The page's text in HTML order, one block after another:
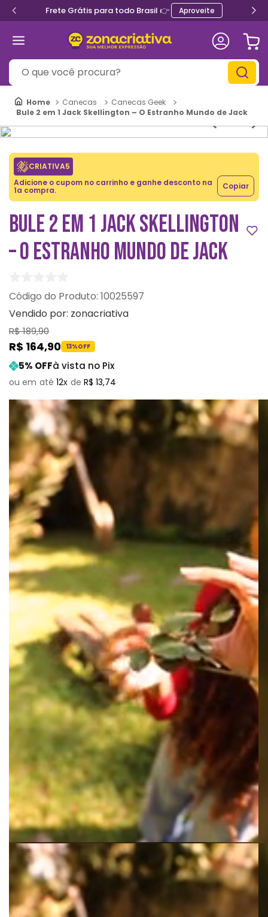
Frete Grátis para todo Brasil 👉 Aproveite
O que você procura?
Canecas
Canecas Geek
Bule 2 em 1 Jack Skellington – O Estranho Mundo de Jack
CRIATIVA5
Adicione o cupom no carrinho e ganhe desconto na
1a compra. Copiar
BULE 2 EM 1 JACK SKELLINGTON
– O ESTRANHO MUNDO DE JACK
: 10025597
Vendido por: zonacriativa
R$189,90
R$ 164,90 13%OFF
5% OFFà vista no Pix
12 R$ 13,74